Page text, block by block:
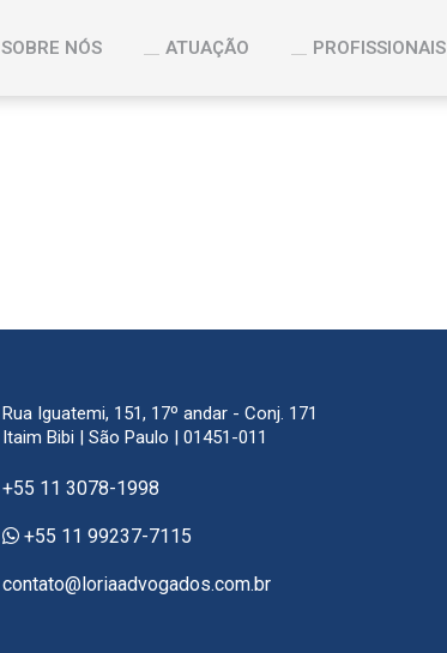
SOBRE NÓS ATUAÇÃO PROFISSIONAIS
Rua Iguatemi, 151, 17º andar - Conj. 171
Itaim Bibi | São Paulo | 01451-011
+55 11 3078-1998
+55 11 99237-7115
contato@loriaadvogados.com.br